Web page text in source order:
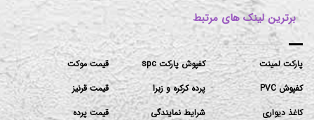
برترین لینک های مرتبط
پارکت لمینت
کفپوش PVC
کاغذ دیواری
کفپوش پارکت spc
پرده کرکره و زبرا
شرایط نمایندگی
قیمت موکت
قیمت قرنیز
قیمت پرده